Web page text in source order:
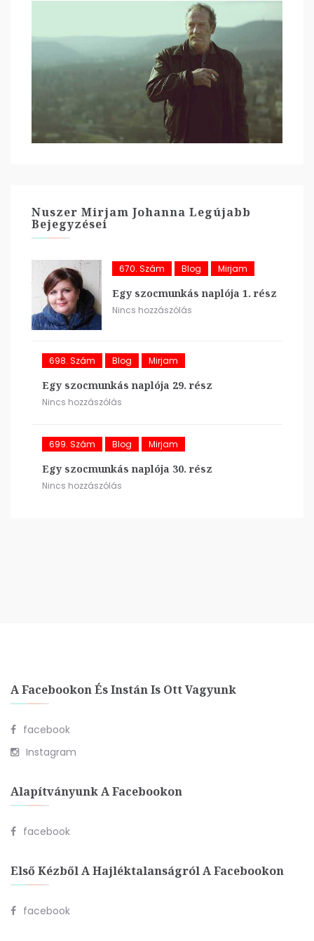
Nuszer Mirjam Johanna Legújabb
Bejegyzései
670. Szám Blog Mirjam
Egy szocmunkás naplója 1. rész
Nincs hozzászólás
698. Szám Blog Mirjam
Egy szocmunkás naplója 29. rész
Nincs hozzászólás
699. Szám Blog Mirjam
Egy szocmunkás naplója 30. rész
Nincs hozzászólás
A Facebookon És Instán Is Ott Vagyunk
facebook
Instagram
Alapítványunk A Facebookon
facebook
Első Kézből A Hajléktalanságról A Facebookon
facebook